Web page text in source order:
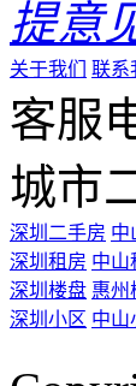
提意
关于我们 联系
客服
城市
深圳二手房 中
深圳租房 中山
深圳楼盘 惠州
深圳小区 中山